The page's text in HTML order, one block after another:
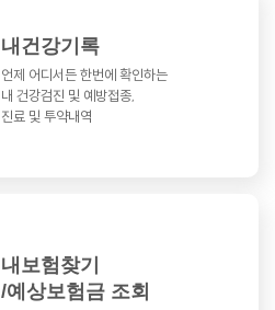
내건강기록
언제 어디서든 한번에 확인하는
내 건강검진 및 예방접종,
진료 및 투약내역
내보험찾기
/예상보험금 조회